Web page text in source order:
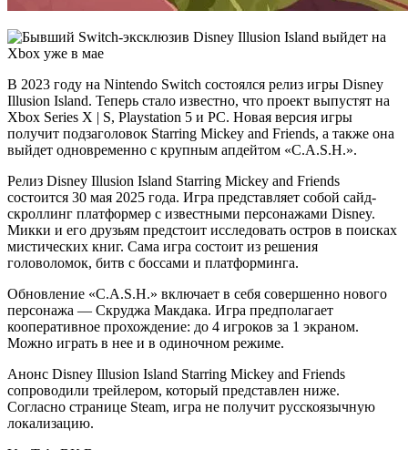
В 2023 году на Nintendo Switch состоялся релиз игры Disney
Illusion Island. Теперь стало известно, что проект выпустят на
Xbox Series X | S, Playstation 5 и PC. Новая версия игры
получит подзаголовок Starring Mickey and Friends, а также она
выйдет одновременно с крупным апдейтом «C.A.S.H.».
Релиз Disney Illusion Island Starring Mickey and Friends
состоится 30 мая 2025 года. Игра представляет собой сайд-
скроллинг платформер с известными персонажами Disney.
Микки и его друзьям предстоит исследовать остров в поисках
мистических книг. Сама игра состоит из решения
головоломок, битв с боссами и платформинга.
Обновление «C.A.S.H.» включает в себя совершенно нового
персонажа — Скруджа Макдака. Игра предполагает
кооперативное прохождение: до 4 игроков за 1 экраном.
Можно играть в нее и в одиночном режиме.
Анонс Disney Illusion Island Starring Mickey and Friends
сопроводили трейлером, который представлен ниже.
Согласно странице Steam, игра не получит русскоязычную
локализацию.